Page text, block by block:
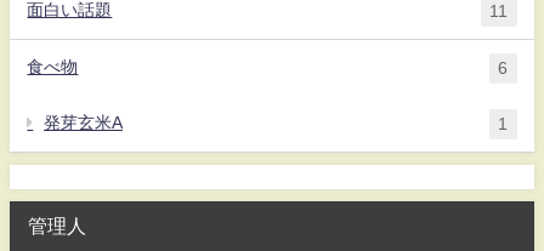
面白い話題 11
食べ物 6
発芽玄米A 1
管理人